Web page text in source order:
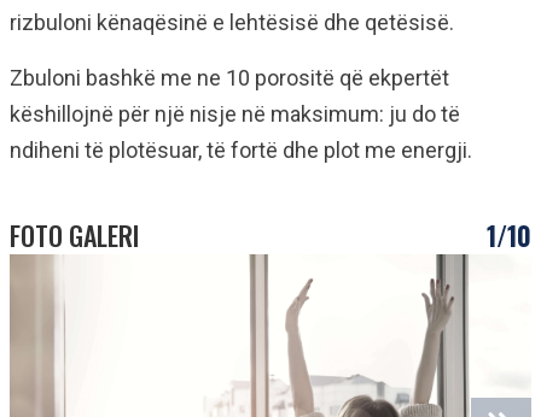
rizbuloni kënaqësinë e lehtësisë dhe qetësisë.
Zbuloni bashkë me ne 10 porositë që ekpertët
këshillojnë për një nisje në maksimum: ju do të
ndiheni të plotësuar, të fortë dhe plot me energji.
FOTO GALERI 1/10